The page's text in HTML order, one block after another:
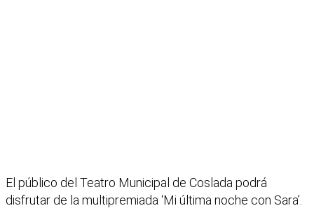
El público del Teatro Municipal de Coslada podrá
disfrutar de la multipremiada ‘Mi última noche con Sara’.